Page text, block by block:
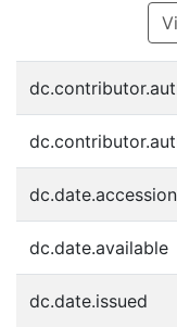
dc.date.available
dc.date.issued